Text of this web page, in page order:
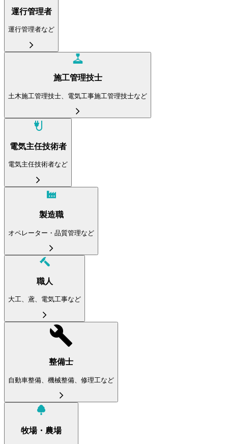
運行管理者
運行管理者など
施工管理技士
土木施工管理技士、電気工事施工管理技士など
電気主任技術者
電気主任技術者など
製造職
オペレーター・品質管理など
職人
大工、鳶、電気工事など
整備士
自動車整備、機械整備、修理工など
牧場・農場